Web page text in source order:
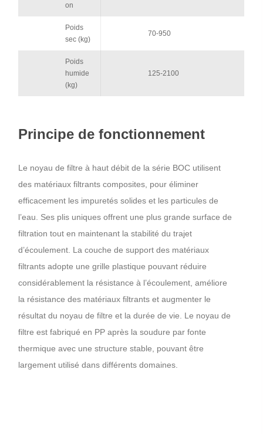
on
Poids
sec (kg)
70-950
Poids
humide
(kg)
125-2100
Principe de fonctionnement
Le noyau de filtre à haut débit de la série BOC utilisent
des matériaux filtrants composites, pour éliminer
efficacement les impuretés solides et les particules de
l’eau. Ses plis uniques offrent une plus grande surface de
filtration tout en maintenant la stabilité du trajet
d’écoulement. La couche de support des matériaux
filtrants adopte une grille plastique pouvant réduire
considérablement la résistance à l’écoulement, améliore
la résistance des matériaux filtrants et augmenter le
résultat du noyau de filtre et la durée de vie. Le noyau de
filtre est fabriqué en PP après la soudure par fonte
thermique avec une structure stable, pouvant être
largement utilisé dans différents domaines.